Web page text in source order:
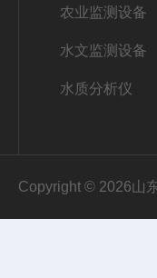
农业监测设备
水文监测设备
水质分析仪
Copyright © 2026山